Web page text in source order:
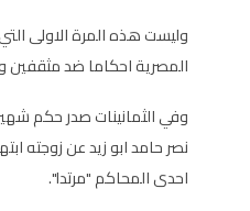
وليست هذه المرة الاولى
المصرية احكاما ضد مثقفين
وفي الثمانينات صدر حكم
نصر حامد ابو زيد عن زوجته
احدى المحاكم "مرتدا".